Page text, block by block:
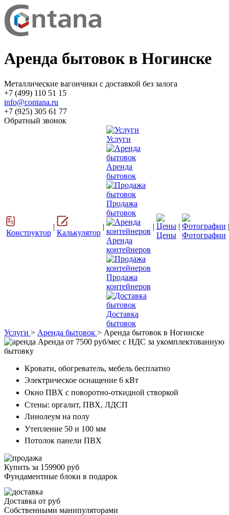
Аренда бытовок в Ногинске
Металлические вагончики с доставкой без залога
+7 (499) 110 51 15
info@contana.ru
+7 (925) 305 61 77
Обратный звонок
Конструктор
|
Калькулятор
|
Услуги
Аренда
бытовок
Продажа
бытовок
Аренда
контейнеров
Продажа
контейнеров
Доставка
бытовок
|
Цены
|
Фотографии
|
Услуги > Аренда бытовок > Аренда бытовок в Ногинске
Аренда от 7500 руб/мес с НДС за укомплектованную
бытовку
Кровати, обогреватель, мебель бесплатно
Электрическое оснащение 6 кВт
Окно ПВХ с поворотно-откидной створкой
Стены: оргалит, ПВХ, ЛДСП
Линолеум на полу
Утепление 50 и 100 мм
Потолок панели ПВХ
Купить за 159900 руб
Фундаментные блоки в подарок
Доставка от руб
Собственными манипуляторами